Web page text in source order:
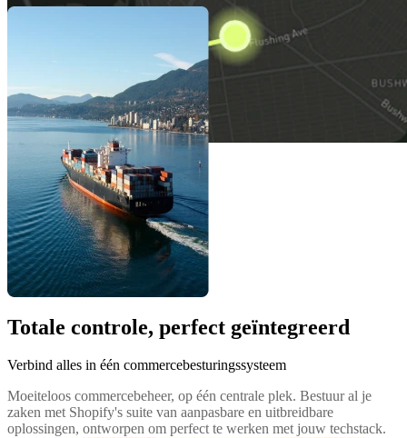
Totale controle, perfect geïntegreerd
Verbind alles in één commercebesturingssysteem
Moeiteloos commercebeheer, op één centrale plek. Bestuur al je
zaken met Shopify's suite van aanpasbare en uitbreidbare
oplossingen, ontworpen om perfect te werken met jouw techstack.